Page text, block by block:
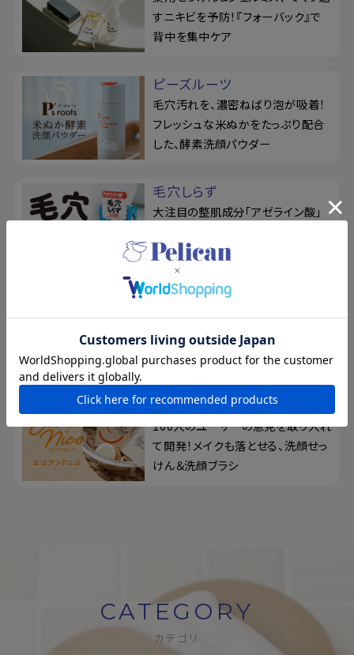
すニキビを予防！『フォーバック』で
背中を集中ケア
ピーズルーツ
毛穴汚れを、濃密ねばり泡が吸着！
フレッシュな米ぬかをたっぷり配合
した、酵素洗顔パウダー
毛穴しらず
大注目の整肌成分「アゼライン酸」
毛穴ケア、真っ黒な洗顔石けん
さらさらパウダーせっけん
ボディの汗や皮脂をさっぱり洗浄！
なめらか素肌へ導く、5つのアプロ
ーチ
エコアンドニコ
100人のユーザーの意見を取り入れ
て開発！メイクも落とせる、洗顔せっ
けん＆洗顔ブラシ
CATEGORY
カテゴリ